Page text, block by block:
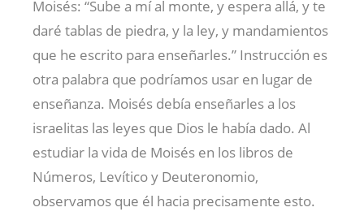
Moisés: “Sube a mí al monte, y espera allá, y te
daré tablas de piedra, y la ley, y mandamientos
que he escrito para enseñarles.” Instrucción es
otra palabra que podríamos usar en lugar de
enseñanza. Moisés debía enseñarles a los
israelitas las leyes que Dios le había dado. Al
estudiar la vida de Moisés en los libros de
Números, Levítico y Deuteronomio,
observamos que él hacia precisamente esto.